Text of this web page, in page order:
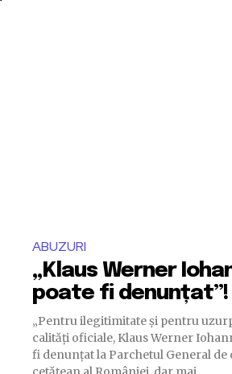
ABUZURI
„Klaus Werner
poate fi denunțat”!
„Pentru ilegitimitate și pentru
calități oficiale, Klaus Werner
fi denunțat la Parchetul General de